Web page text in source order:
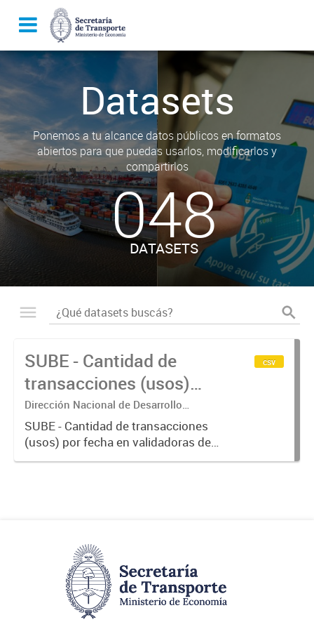
Datasets
Ponemos a tu alcance datos públicos en formatos
abiertos para que puedas usarlos, modificarlos y
compartirlos
048
DATASETS
SUBE - Cantidad de
transacciones (usos)
por fecha
Dirección Nacional de Desarrollo
Tecnológico - Ministerio de Transporte.
SUBE - Cantidad de transacciones
(usos) por fecha en validadoras de
la red SUBE.
csv